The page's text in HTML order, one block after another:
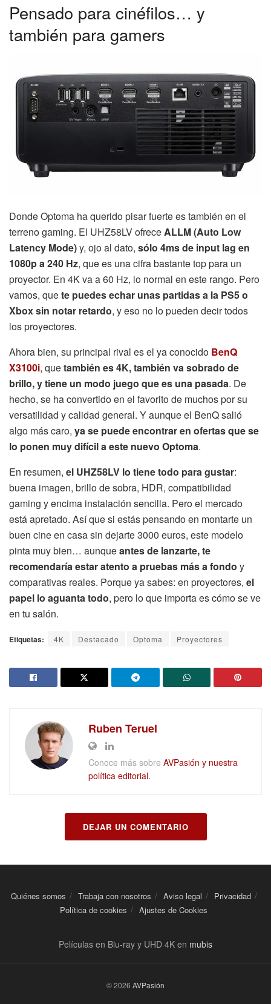
Pensado para cinéfilos… y
también para gamers
Donde Optoma ha querido pisar fuerte es también en el
terreno gaming. El UHZ58LV ofreceALLM (Auto Low
Latency Mode)y, ojo al dato, sólo 4ms de input lag en
1080p a 240 Hz, que es una cifra bastante top para un
proyector. En 4K va a 60 Hz, lo normal en este rango. Pero
vamos, quete puedes echar unas partidas a la PS5 o
Xbox sin notar retardo, y eso no lo pueden decir todos
los proyectores.
Ahora bien, su principal rival es el ya conocido BenQ
X3100i, quetambién es 4K, también va sobrado de
brillo, y tiene un modo juego que es una pasada. De
hecho, se ha convertido en el favorito de muchos por su
versatilidad y calidad general. Y aunque el BenQ salió
algo más caro, ya se puede encontrar en ofertas que se
lo ponen muy difícil a este nuevo Optoma.
En resumen, el UHZ58LV lo tiene todo para gustar:
buena imagen, brillo de sobra, HDR, compatibilidad
gaming y encima instalación sencilla. Pero el mercado
está apretado. Así que si estás pensando en montarte un
buen cine en casa sin dejarte 3000 euros, este modelo
pinta muy bien… aunqueantes de lanzarte, te
recomendaría estar atento a pruebas más a fondo y
comparativas reales. Porque ya sabes: en proyectores, el
papel lo aguanta todo, pero lo que importa es cómo se ve
en tu salón.
Etiquetas: 4K Destacado Optoma Proyectores
Ruben Teruel
Conoce más sobre AVPasión y nuestra
política editorial.
DEJAR UN COMENTARIO
Quiénes somos Trabaja con nosotros Aviso legal
Privacidad
Política de cookies
Ajustes de Cookies
Películas en Blu-ray y UHD 4K en mubis
© 2026 AVPasión